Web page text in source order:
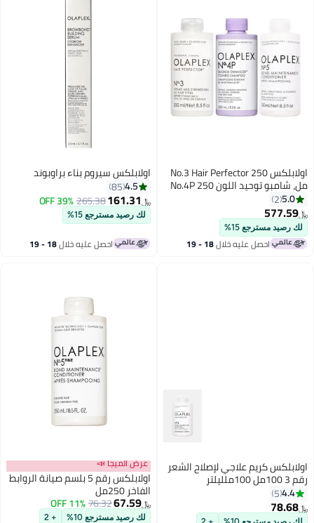
اولابلكس No.3 Hair Perfector 250
مل، شامبو توحيد اللون No.4P 250
600 مل 600ملليلتر
5.0
2
﷼‏577.59
لك رصيد مسترجع 15%
احصل عليه خلال 18 - 19
اولابلكس سيروم بناء براوبوند
4.5
85
﷼‏ 161.31
265.38
39% OFF
لك رصيد مسترجع 15%
احصل عليه خلال 18 - 19
اولابلكس كريم علاجي لإصلاح الشعر
رقم 3 100مل 100ملليلتر
4.4
5
﷼‏78.68
عرض الميجا 📣
اولابلكس رقم 5 بلسم صيانة الروابط
الفاخر 250مل
﷼‏67.59
76.32
11% OFF
لك رصيد مسترجع 10% + 2